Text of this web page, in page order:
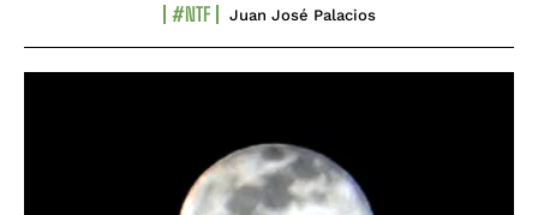
#NTF Juan José Palacios